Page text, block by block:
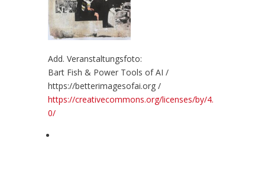
Add. Veranstaltungsfoto:
Bart Fish & Power Tools of AI /
https://betterimagesofai.org /
https://creativecommons.org/licenses/by/4.
0/